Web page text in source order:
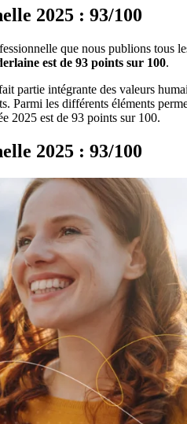
2025 : 93/100
que nous publions tous
est de 93 points sur 100.
partie intégrante des valeurs
Parmi les différents éléments
2025 est de 93 points sur 100.
2025 : 93/100